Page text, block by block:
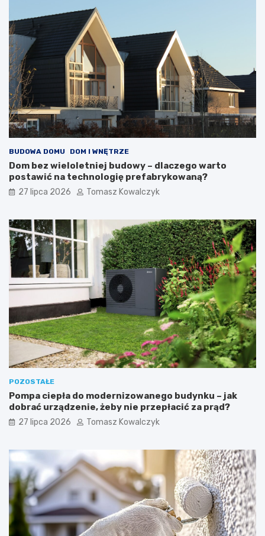
BUDOWA DOMU DOM I WNĘTRZE
Dom bez wieloletniej budowy – dlaczego warto
postawić na technologię prefabrykowaną?
27 lipca 2026 Tomasz Kowalczyk
POZOSTAŁE
Pompa ciepła do modernizowanego budynku – jak
dobrać urządzenie, żeby nie przepłacić za prąd?
27 lipca 2026 Tomasz Kowalczyk